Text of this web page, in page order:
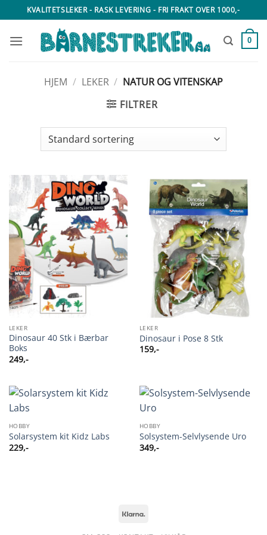
to
content
KVALITETSLEKER - RASK LEVERING - FRI FRAKT OVER 1000,-
0
HJEM / LEKER / NATUR OG VITENSKAP
FILTRER
LEKER
Dinosaur 40 Stk i Bærbar
Boks
249,-
LEKER
Dinosaur i Pose 8 Stk
159,-
HOBBY
Solarsystem kit Kidz Labs
229,-
HOBBY
Solsystem-Selvlysende Uro
349,-